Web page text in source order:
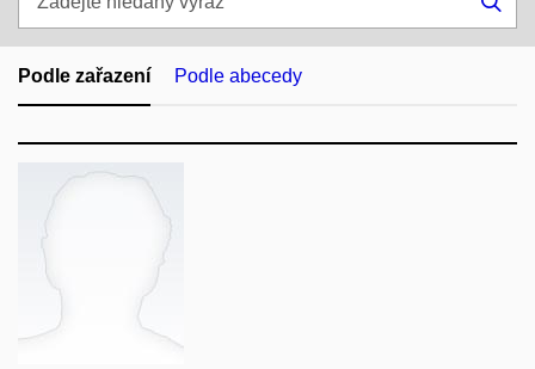
hledaný
výraz
Podle zařazení Podle abecedy